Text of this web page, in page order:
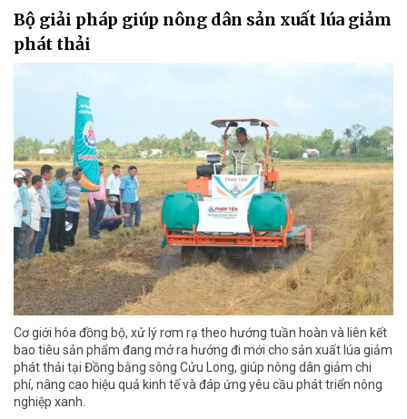
Bộ giải pháp giúp nông dân sản xuất lúa giảm
phát thải
Cơ giới hóa đồng bộ, xử lý rơm rạ theo hướng tuần hoàn và liên kết
bao tiêu sản phẩm đang mở ra hướng đi mới cho sản xuất lúa giảm
phát thải tại Đồng bằng sông Cửu Long, giúp nông dân giảm chi
phí, nâng cao hiệu quả kinh tế và đáp ứng yêu cầu phát triển nông
nghiệp xanh.